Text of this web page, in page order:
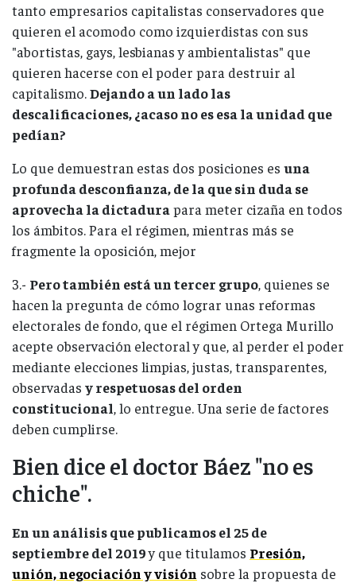
tanto empresarios capitalistas conservadores que
quieren el acomodo como izquierdistas con sus
"abortistas, gays, lesbianas y ambientalistas" que
quieren hacerse con el poder para destruir al
capitalismo.Dejando a un lado las
descalificaciones, ¿acaso no es esa la unidad que
pedían?
Lo que demuestran estas dos posiciones es una
profunda desconfianza, de la que sin duda se
aprovecha la dictadurapara meter cizaña en todos
los ámbitos. Para el régimen, mientras más se
fragmente la oposición, mejor
3.- Pero también está un tercer grupo, quienes se
hacen la pregunta de cómo lograr unas reformas
electorales de fondo, que el régimen Ortega Murillo
acepte observación electoral y que, al perder el poder
mediante elecciones limpias, justas, transparentes,
observadas y respetuosas del orden
constitucional, lo entregue. Una serie de factores
deben cumplirse.
Bien dice el doctor Báez "no es
chiche".
En un análisis que publicamos el 25 de
septiembre del 2019y que titulamos Presión,
unión, negociación y visión sobre la propuesta de